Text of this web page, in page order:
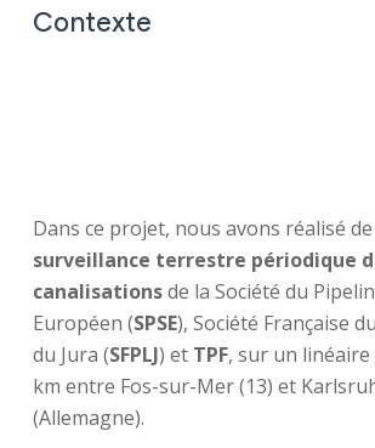
Contexte
Dans ce projet, nous avons réalisé
surveillance terrestre périodique
canalisationsde la Société du
Européen (SPSE), Société Française
du Jura (SFPLJ) et TPF, sur un linéaire
km entre Fos-sur-Mer (13) et
(Allemagne).